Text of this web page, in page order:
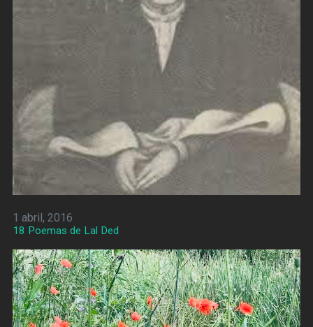
1 abril, 2016
18 Poemas de Lal Ded